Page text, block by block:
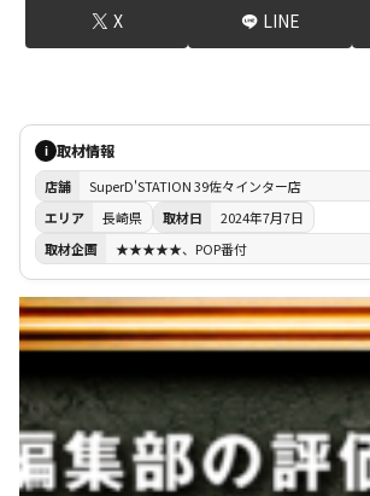
X LINE
i 取材情報
店舗
SuperD'STATION 39佐々インター店
エリア
長崎県 取材日
2024年7月7日
取材企画
★★★★★、POP番付